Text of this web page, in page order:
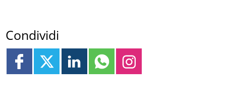
Condividi